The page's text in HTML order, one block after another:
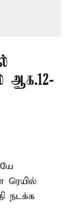
ஆக.12-
ரெயில்
நடக்க